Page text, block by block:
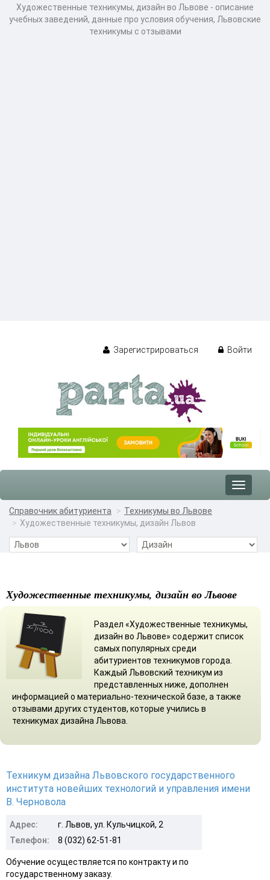
Художественные техникумы, дизайн во Львове - описание
учебных заведений, данные про условия обучения, Львовские
техникумы с отзывами
Зарегистрироваться Войти
Toggle
Справочник абитуриента
Техникумы во Львове
Художественные техникумы, дизайн Львов
Художественные техникумы, дизайн во Львове
Раздел «Художественные техникумы,
дизайн во Львове» содержит список
самых популярных среди
абитуриентов техникумов города.
Каждый Львовский техникум из
представленных ниже, дополнен
информацией о материально-технической базе, а также
отзывами других студентов, которые учились в
техникумах дизайна Львова.
Техникум дизайна Львовского государственного
института новейших технологий и управления имени
В. Черновола
Адрес:
г. Львов, ул. Кульчицкой, 2
Телефон:
8 (032) 62-51-81
Обучение осуществляется по контракту и по
государственному заказу.